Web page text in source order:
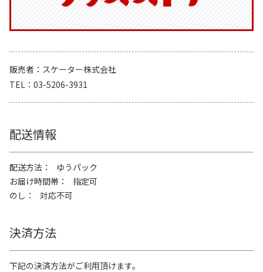
販売者
スケーター株式会社
TEL
03-5206-3931
配送情報
配送方法
ゆうパック
お届け時間帯
指定可
のし
対応不可
決済方法
下記の決済方法がご利用頂けます。